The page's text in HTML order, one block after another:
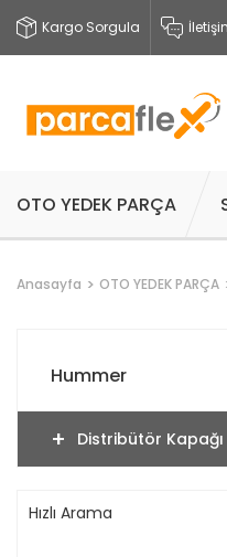
Kargo Sorgula
OTO YEDEK PARÇA
Anasayfa OTO YEDEK PARÇA
Hummer
Distribütör Kapağı
Hızlı Arama